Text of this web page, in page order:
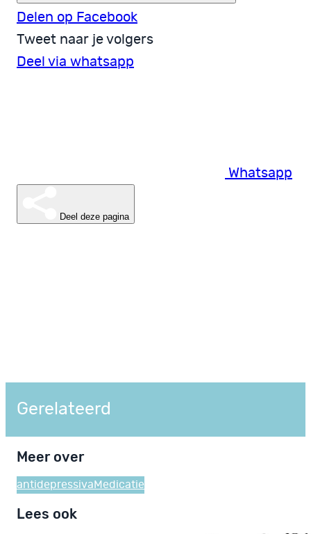
Delen op Facebook
Tweet naar je volgers
Deel via whatsapp
Whatsapp
Deel deze pagina
Gerelateerd
Meer over
antidepressiva Medicatie
Lees ook